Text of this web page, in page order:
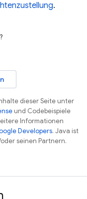
.
dieser Seite unter
und Codebeispiele
Informationen
Developers. Java ist
seinen Partnern.